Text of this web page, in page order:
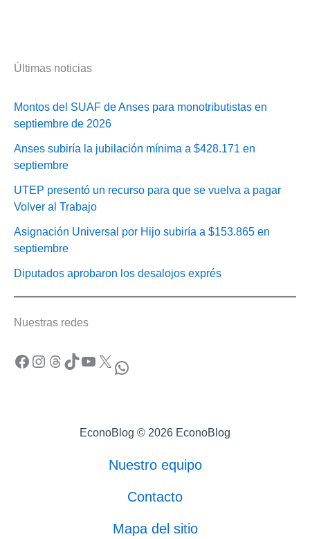
Últimas noticias
Montos del SUAF de Anses para monotributistas en
septiembre de 2026
Anses subiría la jubilación mínima a $428.171 en
septiembre
UTEP presentó un recurso para que se vuelva a pagar
Volver al Trabajo
Asignación Universal por Hijo subiría a $153.865 en
septiembre
Diputados aprobaron los desalojos exprés
Nuestras redes
Facebook Instagram Threads TikTok YouTube X WhatsApp
EconoBlog © 2026 EconoBlog
Nuestro equipo
Contacto
Mapa del sitio